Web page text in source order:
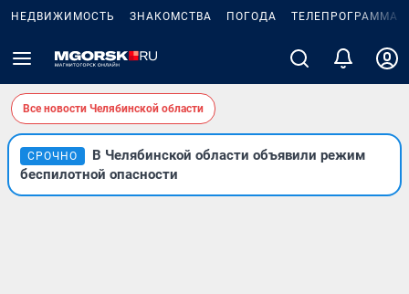
НЕДВИЖИМОСТЬ ЗНАКОМСТВА ПОГОДА ТЕЛЕПРОГРАММА
Все новости Челябинской области
СРОЧНО
В Челябинской области объявили режим
беспилотной опасности